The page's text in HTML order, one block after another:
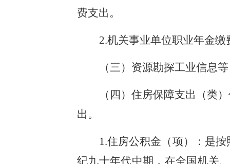
费支出。
2.机关事业单位职业年金
（三）资源勘探工业信息
（四）住房保障支出（类
出。
1.住房公积金（项）：是
纪九十年代中期，在全国机关